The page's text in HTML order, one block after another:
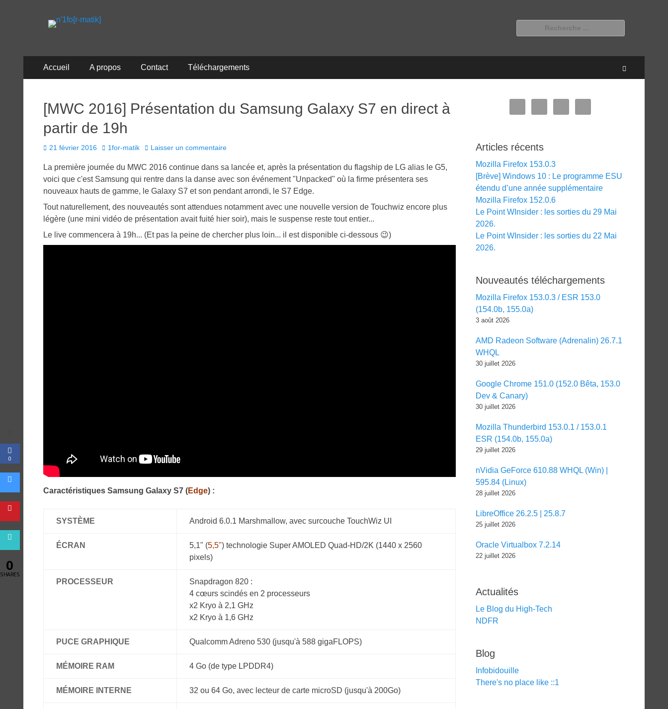
n'1fo[r-matik]
Pour les nymphos d'infos en info…
Menu
principal
Accueil A propos Contact Téléchargements
[MWC 2016] Présentation du Samsung Galaxy S7 en direct à
partir de 19h
Posted
21 février 2016 Author
1for-matik Laisser un commentaire
La première journée du MWC 2016 continue dans sa lancée et, après la présentation du flagship de LG alias le G5,
voici que c'est Samsung qui rentre dans la danse avec son événement "Unpacked" où la firme présentera ses
nouveaux hauts de gamme, le Galaxy S7 et son pendant arrondi, le S7 Edge.
Tout naturellement, des nouveautés sont attendues notamment avec une nouvelle version de Touchwiz encore plus
légère (une mini vidéo de présentation avait fuité hier soir), mais le suspense reste tout entier...
Le live commencera à 19h... (Et pas la peine de chercher plus loin... il est disponible ci-dessous 😉)
Caractéristiques Samsung Galaxy S7 (Edge) :
SYSTÈME Android 6.0.1 Marshmallow, avec surcouche TouchWiz UI
ÉCRAN 5,1" (5,5") technologie Super AMOLED Quad-HD/2K (1440 x 2560
pixels)
PROCESSEUR
Snapdragon 820 :
4 cœurs scindés en 2 processeurs
x2 Kryo à 2,1 GHz
x2 Kryo à 1,6 GHz
PUCE GRAPHIQUE Qualcomm Adreno 530 (jusqu'à 588 gigaFLOPS)
MÉMOIRE RAM 4 Go (de type LPDDR4)
MÉMOIRE INTERNE 32 ou 64 Go, avec lecteur de carte microSD (jusqu'à 200Go)
Articles récents
Mozilla Firefox 153.0.3
[Brève] Windows 10 : Le programme ESU
étendu d’une année supplémentaire
Mozilla Firefox 152.0.6
Le Point WInsider : les sorties du 29 Mai
2026.
Le Point WInsider : les sorties du 22 Mai
2026.
Nouveautés téléchargements
Mozilla Firefox 153.0.3 / ESR 153.0
(154.0b, 155.0a)
3 août 2026
AMD Radeon Software (Adrenalin) 26.7.1
WHQL
30 juillet 2026
Google Chrome 151.0 (152.0 Bêta, 153.0
Dev & Canary)
30 juillet 2026
Mozilla Thunderbird 153.0.1 / 153.0.1
ESR (154.0b, 155.0a)
29 juillet 2026
nVidia GeForce 610.88 WHQL (Win) |
595.84 (Linux)
28 juillet 2026
LibreOffice 26.2.5 | 25.8.7
25 juillet 2026
Oracle Virtualbox 7.2.14
22 juillet 2026
Actualités
Le Blog du High-Tech
NDFR
Blog
Infobidouille
There's no place like ::1
0
0
SHARES